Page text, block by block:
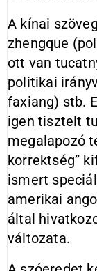
A kínai
zhengque
ott van
politikai
faxiang) stb.
igen tisztelt
megalapozó
korrektség”
ismert
amerikai
által
változata.